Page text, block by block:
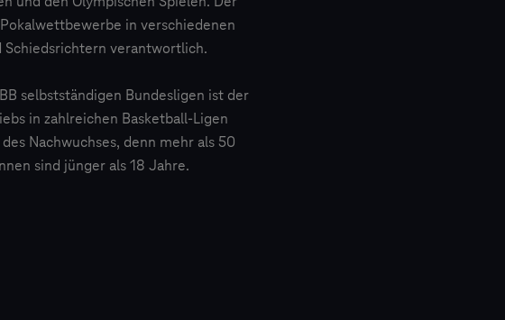
in verschiedenen
Schiedsrichtern verantwortlich.
selbstständigen Bundesligen ist der
in zahlreichen Basketball-Ligen
Nachwuchses, denn mehr als 50
sind jünger als 18 Jahre.